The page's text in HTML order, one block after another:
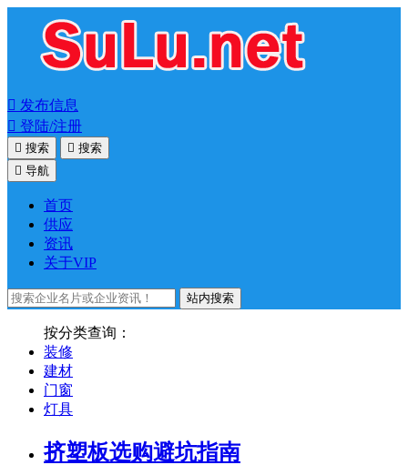
 发布信息
 登陆/注册
 搜索  搜索
 导航
首页
供应
资讯
关于VIP
站内搜索
按分类查询：
装修
建材
门窗
灯具
挤塑板选购避坑指南